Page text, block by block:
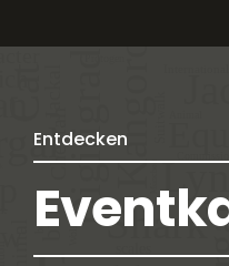
Entdecken